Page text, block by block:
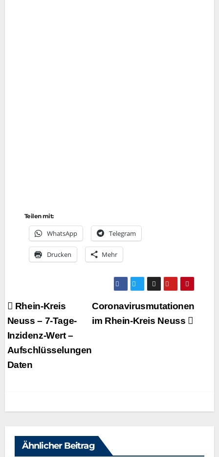
Teilen mit:
Whats­App Tele­gram
Dru­cken Mehr
Beitragsnavigation
Coronavirusmutationen
im Rhein-Kreis Neuss
Rhein-Kreis
Neuss – 7‑Tage-
Inzidenz-Wert –
Aufschlüsselungen
Daten
Ähnlicher Beitrag